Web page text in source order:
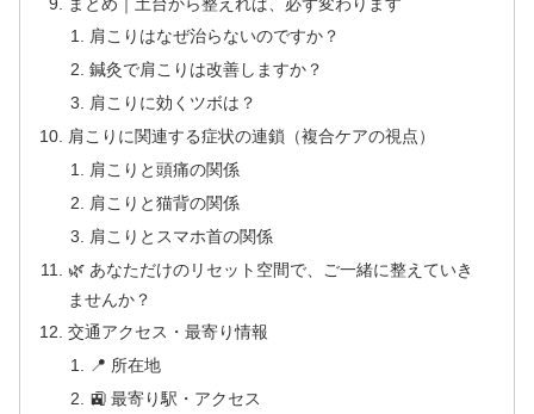
肩こりはなぜ治らないのですか？
鍼灸で肩こりは改善しますか？
肩こりに効くツボは？
肩こりに関連する症状の連鎖（複合ケアの視点）
肩こりと頭痛の関係
肩こりと猫背の関係
肩こりとスマホ首の関係
🌿 あなただけのリセット空間で、ご一緒に整えていき
ませんか？
交通アクセス・最寄り情報
📍 所在地
🚉 最寄り駅・アクセス